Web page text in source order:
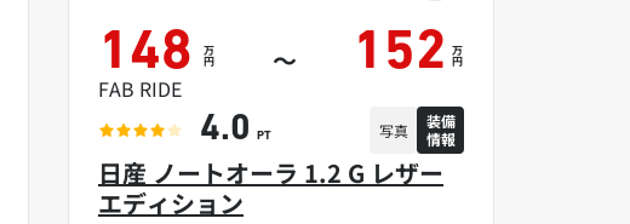
日産 ノートオーラ 1.2 G レザー
エディション
148 万
円 ～ 152 万
円
FAB RIDE
4.0 PT 写真
装備
情報